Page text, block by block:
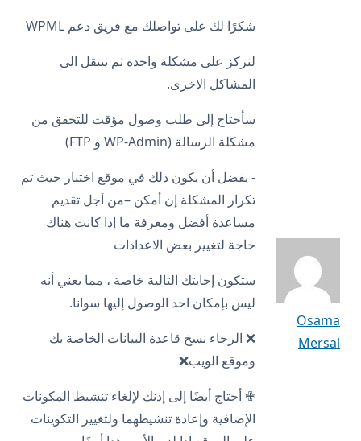
Osama
Mersal
شكرًا لك على تواصلك مع فريق دعم WPML
لنركز على مشكلة واحدة ثم ننتقل الى
المشاكل الاخرى.
سأحتاج إلى طلب وصول مؤقت للتحقق من
مشكلة الرسالة (WP-Admin و FTP)
- يفضل أن يكون ذلك في موقع اختبار حيث تم
تكرار المشكلة إن أمكن –من أجل تقديم
مساعدة أفضل ومعرفة ما إذا كانت هناك
حاجة لتغيير بعض الاعدادات
ستكون إجابتك التالية خاصة ، مما يعني أنه
ليس بإمكان احد الوصول إليها سوانا.
❌ الرجاء نسخ قاعدة البيانات الخاصة بك
وموقع الويب❌
✙ أحتاج أيضًا إلى إذنك لإلغاء تنشيط المكونات
الإضافية وإعادة تنشيطهما ولتغيير التكوينات